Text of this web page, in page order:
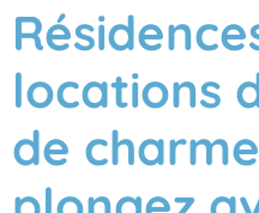
locations
de